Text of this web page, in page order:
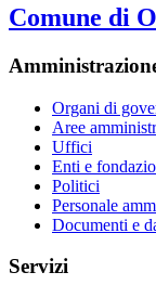
Comune di
Organi di
Aree
Uffici
Enti e
Politici
Personale
Documenti e
Servizi